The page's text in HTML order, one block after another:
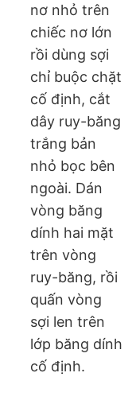
nơ nhỏ trên
chiếc nơ lớn
rồi dùng sợi
chỉ buộc chặt
cố định, cắt
dây ruy-băng
trắng bản
nhỏ bọc bên
ngoài. Dán
vòng băng
dính hai mặt
trên vòng
ruy-băng, rồi
quấn vòng
sợi len trên
lớp băng dính
cố định.